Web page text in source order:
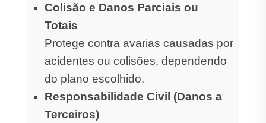
Colisão e Danos Parciais ou
Totais
Protege contra avarias causadas por
acidentes ou colisões, dependendo
do plano escolhido.
Responsabilidade Civil (Danos a
Terceiros)